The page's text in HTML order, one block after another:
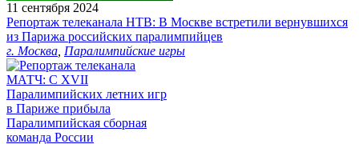
11 сентября 2024
Репортаж телеканала НТВ: В Москве встретили вернувшихся
из Парижа российских паралимпийцев
г. Москва Паралимпийские игры